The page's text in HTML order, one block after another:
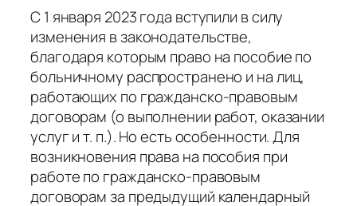
С 1 января 2023 года вступили в силу
изменения в законодательстве,
благодаря которым право на пособие по
больничному распространено и на лиц,
работающих по гражданско-правовым
договорам (о выполнении работ, оказании
услуг и т. п.). Но есть особенности. Для
возникновения права на пособия при
работе по гражданско-правовым
договорам за предыдущий календарный